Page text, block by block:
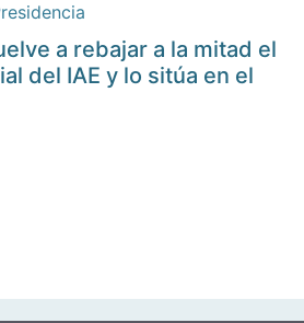
a rebajar a la mitad el
del IAE y lo sitúa en el